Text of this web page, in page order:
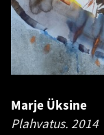
Marje Üksine
Plahvatus. 2014